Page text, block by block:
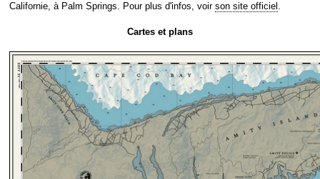
Californie, à Palm Springs. Pour plus d'infos, voir son site officiel .
Cartes et plans